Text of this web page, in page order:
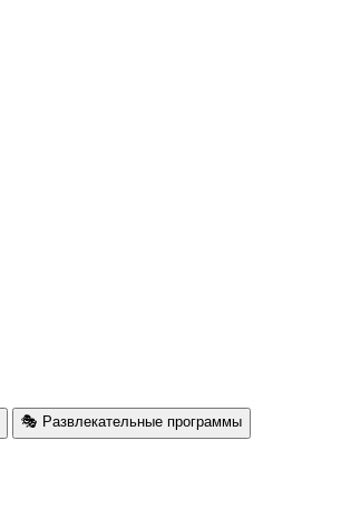
🎭 Развлекательные программы